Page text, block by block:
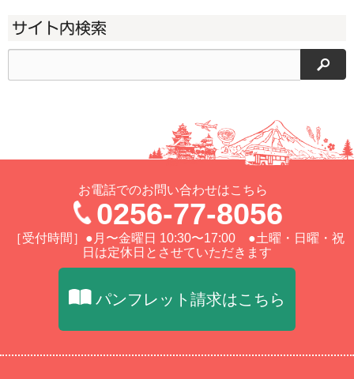
サイト内検索
検索
お電話でのお問い合わせはこちら
0256-77-8056
［受付時間］●月〜金曜日 10:30〜17:00 ●土曜・日曜・祝
日は定休日とさせていただきます
パンフレット請求はこちら